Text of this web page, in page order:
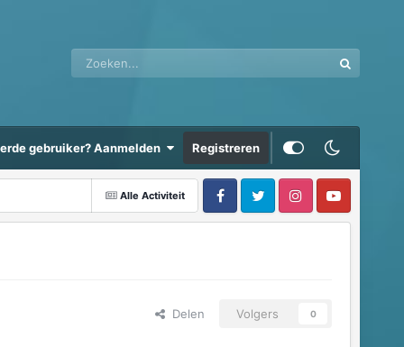
gebruiker? Aanmelden Registreren
Alle Activiteit
Delen Volgers 0